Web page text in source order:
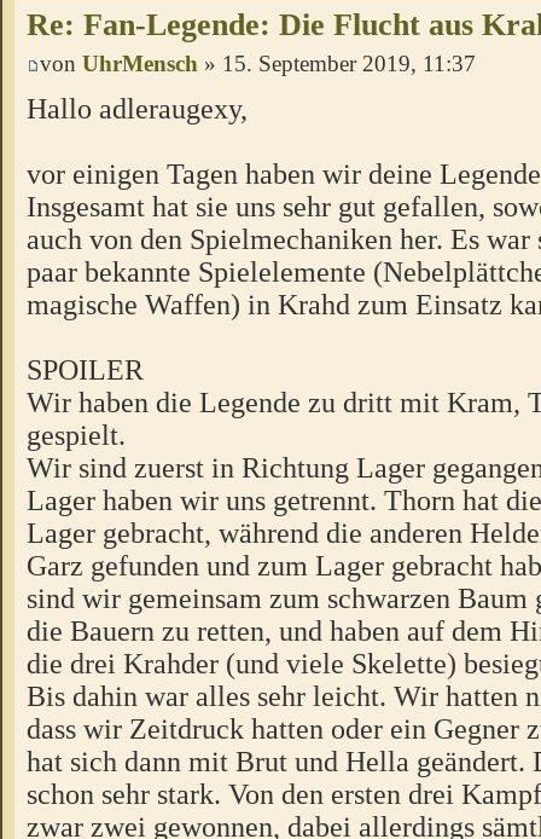
Re: Fan-Legende: Die Flucht aus
von UhrMensch » 15. September 2019, 11:37
Hallo adleraugexy,
vor einigen Tagen haben wir deine
Insgesamt hat sie uns sehr gut gefallen,
auch von den Spielmechaniken her. Es war
paar bekannte Spielelemente
magische Waffen) in Krahd zum Einsatz
SPOILER
Wir haben die Legende zu dritt mit Kram,
gespielt.
Wir sind zuerst in Richtung Lager
Lager haben wir uns getrennt. Thorn hat
Lager gebracht, während die anderen
Garz gefunden und zum Lager gebracht
sind wir gemeinsam zum schwarzen Baum
die Bauern zu retten, und haben auf dem
die drei Krahder (und viele Skelette)
Bis dahin war alles sehr leicht. Wir hatten
dass wir Zeitdruck hatten oder ein Gegner
hat sich dann mit Brut und Hella geändert.
schon sehr stark. Von den ersten drei
zwar zwei gewonnen, dabei allerdings